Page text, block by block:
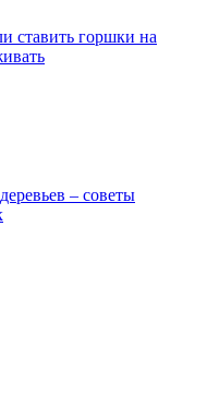
ставить горшки на
– советы